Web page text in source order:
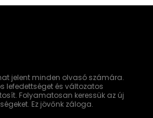
jelent minden olvasó számára.
lefedettséget és változatos
Folyamatosan keressük az új
Ez jövőnk záloga.